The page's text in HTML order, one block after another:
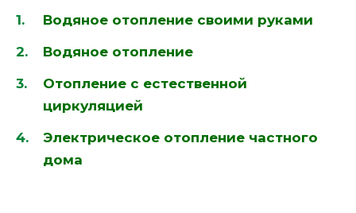
Водяное отопление своими руками
Водяное отопление
Отопление с естественной
циркуляцией
Электрическое отопление частного
дома